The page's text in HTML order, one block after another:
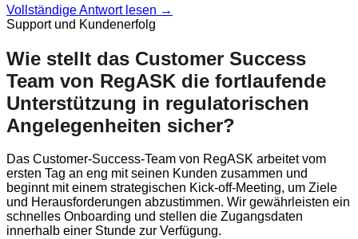
Vollständige Antwort lesen →
Support und Kundenerfolg
Wie stellt das Customer Success
Team von RegASK die fortlaufende
Unterstützung in regulatorischen
Angelegenheiten sicher?
Das Customer-Success-Team von RegASK arbeitet vom
ersten Tag an eng mit seinen Kunden zusammen und
beginnt mit einem strategischen Kick-off-Meeting, um Ziele
und Herausforderungen abzustimmen. Wir gewährleisten ein
schnelles Onboarding und stellen die Zugangsdaten
innerhalb einer Stunde zur Verfügung.